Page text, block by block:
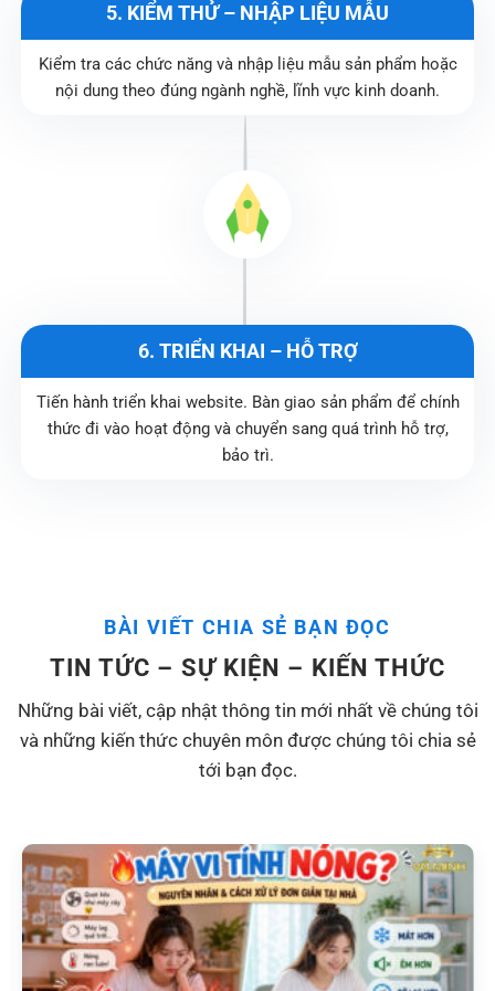
5. KIỂM THỬ – NHẬP LIỆU MẪU
Kiểm tra các chức năng và nhập liệu mẫu sản phẩm hoặc
nội dung theo đúng ngành nghề, lĩnh vực kinh doanh.
6. TRIỂN KHAI – HỖ TRỢ
Tiến hành triển khai website. Bàn giao sản phẩm để chính
thức đi vào hoạt động và chuyển sang quá trình hỗ trợ,
bảo trì.
BÀI VIẾT CHIA SẺ BẠN ĐỌC
TIN TỨC – SỰ KIỆN – KIẾN THỨC
Những bài viết, cập nhật thông tin mới nhất về chúng tôi
và những kiến thức chuyên môn được chúng tôi chia sẻ
tới bạn đọc.